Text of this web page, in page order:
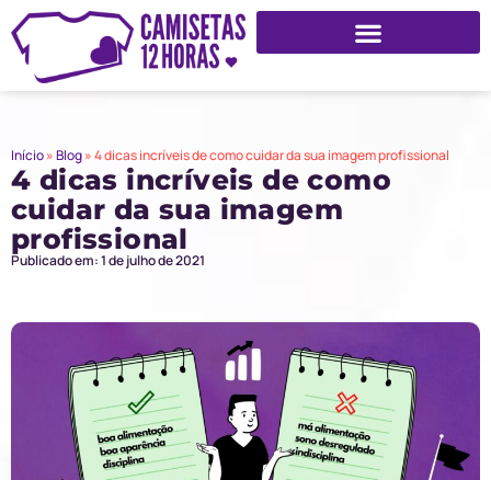
Início»Blog»4 dicas incríveis de como cuidar da sua imagem profissional
4 dicas incríveis de como
cuidar da sua imagem
profissional
Publicado em: 1 de julho de 2021